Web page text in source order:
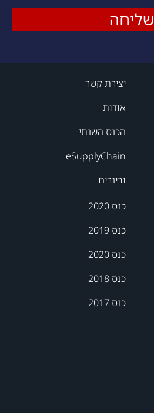
שליחה
יצירת קשר
אודות
הכנס השנתי
eSupplyChain
ובינרים
כנס 2020
כנס 2019
כנס 2020
כנס 2018
כנס 2017